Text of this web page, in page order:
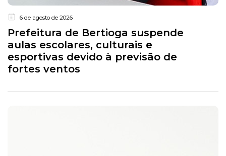
6 de agosto de 2026
Prefeitura de Bertioga suspende
aulas escolares, culturais e
esportivas devido à previsão de
fortes ventos